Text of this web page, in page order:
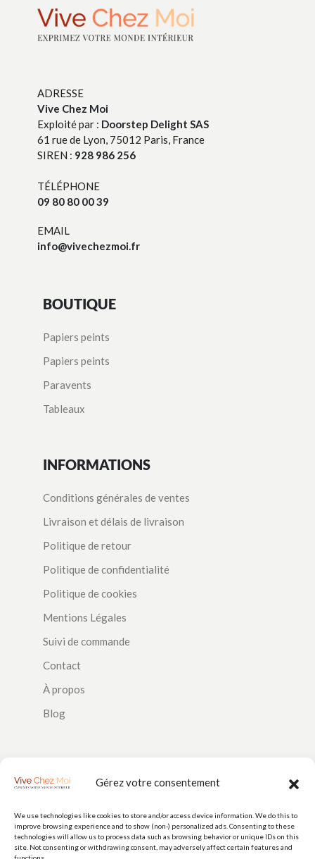
Gérez votre consentement
We use technologies like cookies to store and/or access device information. We do this to
improve browsing experience and to show (non-) personalized ads. Consenting to these
technologies will allow us to process data such as browsing behavior or unique IDs on this
site. Not consenting or withdrawing consent, may adversely affect certain features and
ADRESSE
Vive Chez Moi
Exploité par : Doorstep Delight SAS
61 rue de Lyon, 75012 Paris, France
SIREN : 928 986 256
TÉLÉPHONE
09 80 80 00 39
EMAIL
info@vivechezmoi.fr
BOUTIQUE
Papiers peints
Papiers peints
Paravents
Tableaux
INFORMATIONS
Conditions générales de ventes
Livraison et délais de livraison
Politique de retour
Politique de confidentialité
Politique de cookies
Mentions Légales
Suivi de commande
Contact
À propos
Blog
PAIEMENTS